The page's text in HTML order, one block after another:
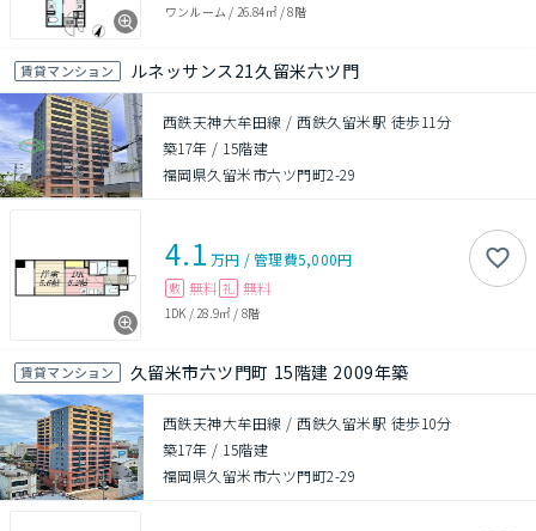
ワンルーム / 26.84㎡/8階
賃貸マンション ルネッサンス21久留米六ツ門
西鉄天神大牟田線 / 西鉄久留米駅 徒歩11分
築17年 / 15階建
福岡県久留米市六ツ門町2-29
4.1 万円 /管理費5,000円
敷 無料 礼 無料
1DK / 28.9㎡ / 8階
賃貸マンション 久留米市六ツ門町 15階建 2009年築
西鉄天神大牟田線 / 西鉄久留米駅 徒歩10分
築17年 / 15階建
福岡県久留米市六ツ門町2-29